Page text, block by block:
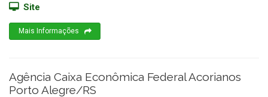
Site
Mais Informações
Agência Caixa Econômica Federal Acorianos
Porto Alegre/RS